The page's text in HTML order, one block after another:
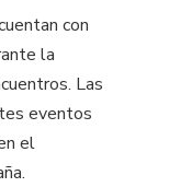
con
la
Las
eventos
el